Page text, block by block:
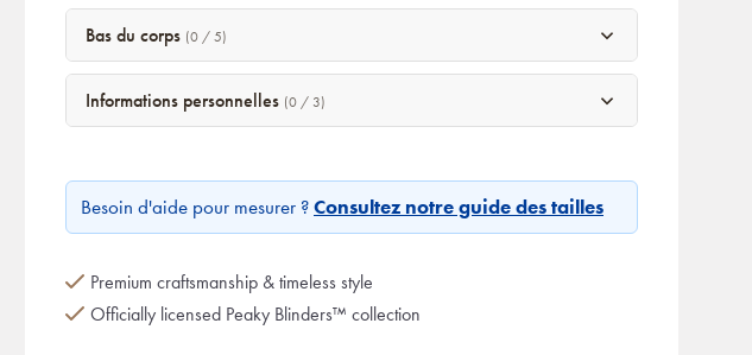
Bas du corps (0 / 5)
Informations personnelles (0 / 3)
Besoin d'aide pour mesurer ? Consultez notre guide des tailles
Premium craftsmanship & timeless style
Officially licensed Peaky Blinders™ collection